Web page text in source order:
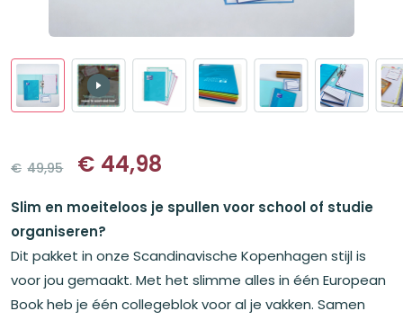
€ 49,95
Oorspronkelijke
prijs
was:
€49,95.
€ 44,98
Huidige
prijs
is:
€44,98.
Slim en moeiteloos je spullen voor school of studie
organiseren?
Dit pakket in onze Scandinavische Kopenhagen stijl is
voor jou gemaakt. Met het slimme alles in één European
Book heb je één collegeblok voor al je vakken. Samen